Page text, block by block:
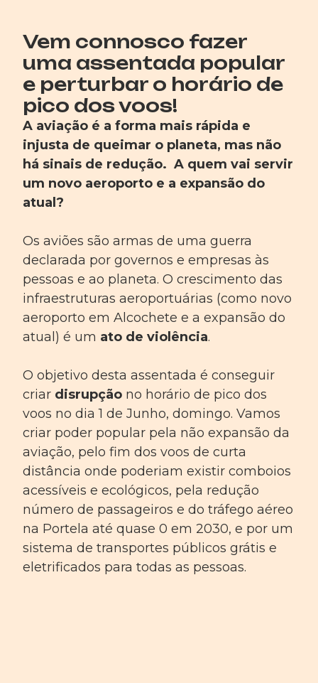
Vem connosco fazer
uma assentada popular
e perturbar o horário de
pico dos voos!
A aviação é a forma mais rápida e
injusta de queimar o planeta, mas não
há sinais de redução.A quem vai servir
um novo aeroporto e a expansão do
atual?
Os aviões são armas de uma guerra
declarada por governos e empresas às
pessoas e ao planeta. O crescimento das
infraestruturas aeroportuárias (como novo
aeroporto em Alcochete e a expansão do
atual) é um ato de violência.
O objetivo desta assentada é conseguir
criar disrupção no horário de pico dos
voos no dia 1 de Junho, domingo. Vamos
criar poder popular pela não expansão da
aviação, pelo fim dos voos de curta
distância onde poderiam existir comboios
acessíveis e ecológicos, pela redução
número de passageiros e do tráfego aéreo
na Portela até quase 0 em 2030, e por um
sistema de transportes públicos grátis e
eletrificados para todas as pessoas.